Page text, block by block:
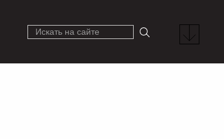
Искать на сайте